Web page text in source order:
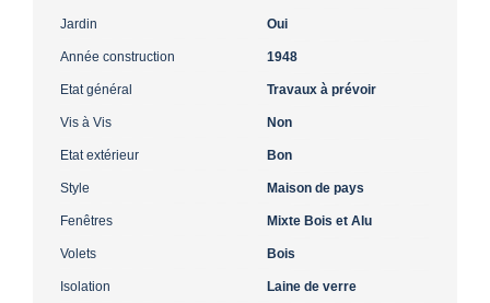
Jardin Oui
Année construction 1948
Etat général Travaux à prévoir
Vis à Vis Non
Etat extérieur Bon
Style Maison de pays
Fenêtres Mixte Bois et Alu
Volets Bois
Isolation Laine de verre